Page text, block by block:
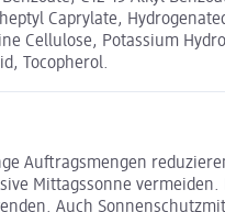
Caprylate,
Cellulose, Potassium
Tocopherol.
Auftragsmengen
Mittagssonne
Auch